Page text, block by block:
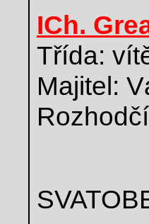
ICh.
Třída:
Majitel: